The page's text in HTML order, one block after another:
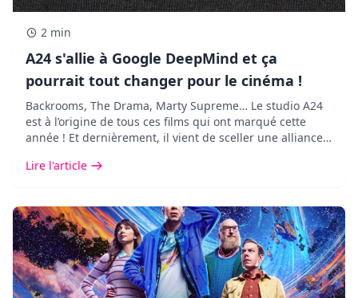
2 min
A24 s'allie à Google DeepMind et ça
pourrait tout changer pour le cinéma !
Backrooms, The Drama, Marty Supreme… Le studio A24
est à l’origine de tous ces films qui ont marqué cette
année ! Et dernièrement, il vient de sceller une alliance
Lire l'article